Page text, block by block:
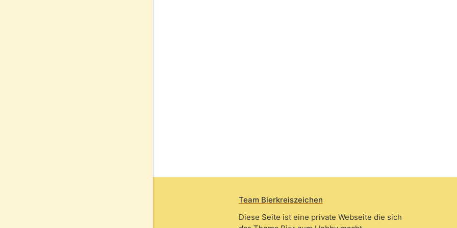
Team Bierkreiszeichen
Diese Seite ist eine private Webseite die sich